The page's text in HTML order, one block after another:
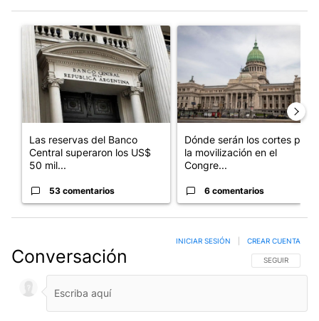
Un artículo de tendencia con el título "Las reservas del Banco
Las reservas del Banco
Central superaron los US$
50 mil...
53 comentarios
Un artículo de tendencia
Dónde serán los cortes por
la movilización en el
Congre...
6 comentarios
Conversación SIGA ESTA
SEGUIR
INICIAR SESIÓN CREAR CUENTA